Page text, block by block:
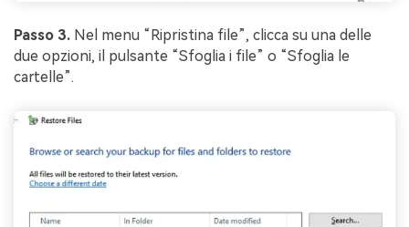
Passo 3. Nel menu “Ripristina file”, clicca su una delle
due opzioni, il pulsante “Sfoglia i file” o “Sfoglia le
cartelle”.